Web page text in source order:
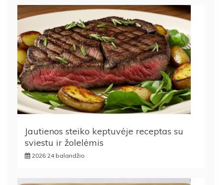
Jautienos steiko keptuvėje receptas su
sviestu ir žolelėmis
2026 24 balandžio